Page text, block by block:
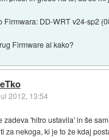
Firmwara: DD-WRT v24-sp2
Firmware al kako?
2012, 13:54
zadeva 'hitro ustavila' in še
za nekoga, ki je to že kdaj